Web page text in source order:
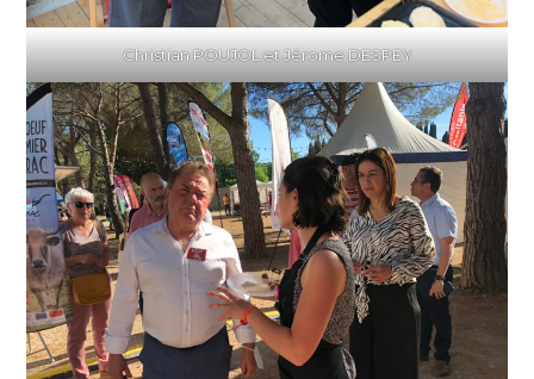
Christian POUJOL et Jérome DESPEY